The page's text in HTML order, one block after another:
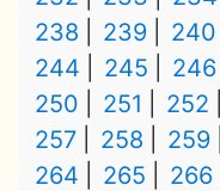
238
239 240
244
245 246
250
251 252
257
258 259
264
265 266